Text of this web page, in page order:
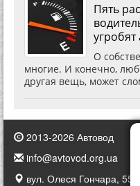
Пять
О
многие. И конечно,
другая вещь, может
2013-2026 Автовод
info@avtovod.org.ua
вул. Олеся Гончара, 55,